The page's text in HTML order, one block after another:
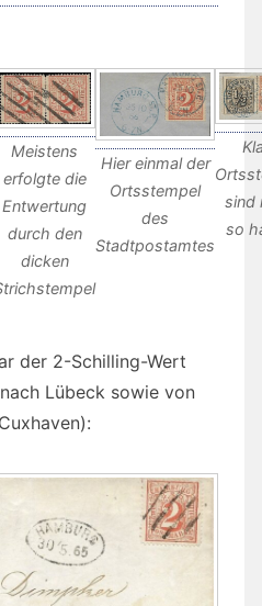
Meistens
erfolgte die
Entwertung
durch den
dicken
Hier einmal der
Ortsstempel
des
Stadtpostamtes
sind
so
der 2-Schilling-Wert
Lübeck sowie von